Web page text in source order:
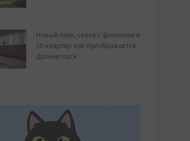
Новый парк, сквер с фонтаном и
50 квартир: как преображается
Дальнегорск